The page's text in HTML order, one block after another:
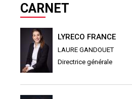
CARNET
LYRECO FRANCE
LAURE GANDOUET
Directrice générale